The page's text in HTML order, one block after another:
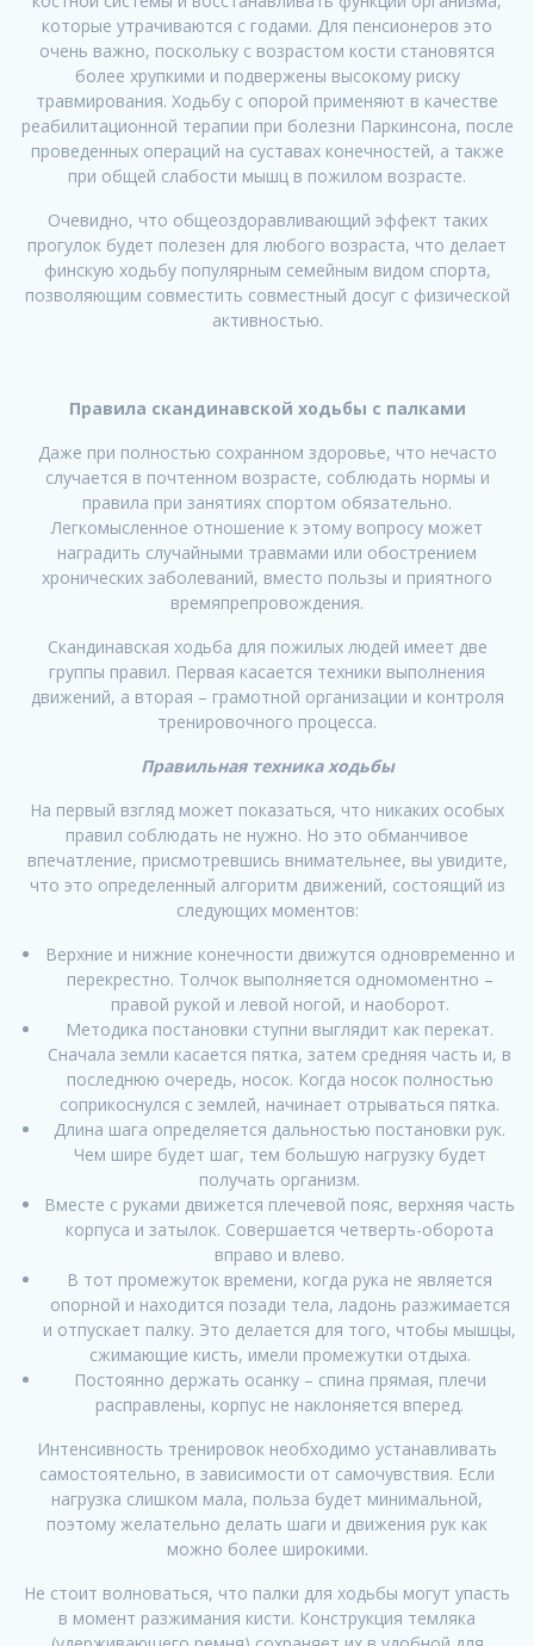
которые утрачиваются с годами. Для пенсионеров это
очень важно, поскольку с возрастом кости становятся
более хрупкими и подвержены высокому риску
травмирования. Ходьбу с опорой применяют в качестве
реабилитационной терапии при болезни Паркинсона, после
проведенных операций на суставах конечностей, а также
при общей слабости мышц в пожилом возрасте.
Очевидно, что общеоздоравливающий эффект таких
прогулок будет полезен для любого возраста, что делает
финскую ходьбу популярным семейным видом спорта,
позволяющим совместить совместный досуг с физической
активностью.
Правила скандинавской ходьбы с палками
Даже при полностью сохранном здоровье, что нечасто
случается в почтенном возрасте, соблюдать нормы и
правила при занятиях спортом обязательно.
Легкомысленное отношение к этому вопросу может
наградить случайными травмами или обострением
хронических заболеваний, вместо пользы и приятного
времяпрепровождения.
Скандинавская ходьба для пожилых людей имеет две
группы правил. Первая касается техники выполнения
движений, а вторая – грамотной организации и контроля
тренировочного процесса.
Правильная техника ходьбы
На первый взгляд может показаться, что никаких особых
правил соблюдать не нужно. Но это обманчивое
впечатление, присмотревшись внимательнее, вы увидите,
что это определенный алгоритм движений, состоящий из
следующих моментов:
Верхние и нижние конечности движутся одновременно и
перекрестно. Толчок выполняется одномоментно –
правой рукой и левой ногой, и наоборот.
Методика постановки ступни выглядит как перекат.
Сначала земли касается пятка, затем средняя часть и, в
последнюю очередь, носок. Когда носок полностью
соприкоснулся с землей, начинает отрываться пятка.
Длина шага определяется дальностью постановки рук.
Чем шире будет шаг, тем большую нагрузку будет
получать организм.
Вместе с руками движется плечевой пояс, верхняя часть
корпуса и затылок. Совершается четверть-оборота
вправо и влево.
В тот промежуток времени, когда рука не является
опорной и находится позади тела, ладонь разжимается
и отпускает палку. Это делается для того, чтобы мышцы,
сжимающие кисть, имели промежутки отдыха.
Постоянно держать осанку – спина прямая, плечи
расправлены, корпус не наклоняется вперед.
Интенсивность тренировок необходимо устанавливать
самостоятельно, в зависимости от самочувствия. Если
нагрузка слишком мала, польза будет минимальной,
поэтому желательно делать шаги и движения рук как
можно более широкими.
Не стоит волноваться, что палки для ходьбы могут упасть
в момент разжимания кисти. Конструкция темляка